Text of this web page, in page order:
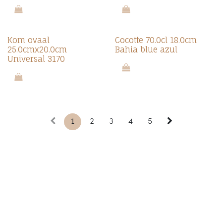
Kom ovaal
25.0cmx20.0cm
Universal 3170
Cocotte 70.0cl 18.0cm
Bahia blue azul
1 2 3 4 5